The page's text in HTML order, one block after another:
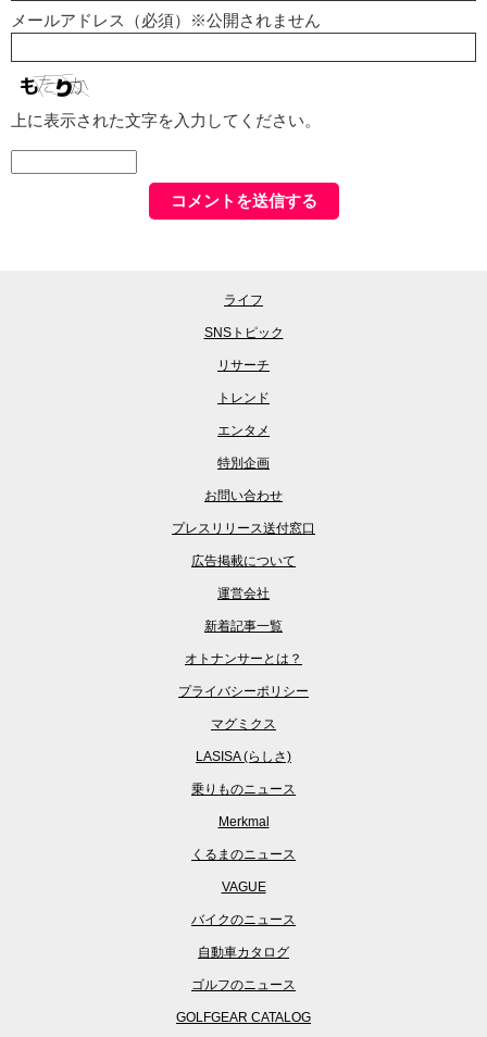
メールアドレス（必須）※公開されません
上に表示された文字を入力してください。
ライフ
SNSトピック
リサーチ
トレンド
エンタメ
特別企画
お問い合わせ
プレスリリース送付窓口
広告掲載について
運営会社
新着記事一覧
オトナンサーとは？
プライバシーポリシー
マグミクス
LASISA (らしさ)
乗りものニュース
Merkmal
くるまのニュース
VAGUE
バイクのニュース
自動車カタログ
ゴルフのニュース
GOLFGEAR CATALOG